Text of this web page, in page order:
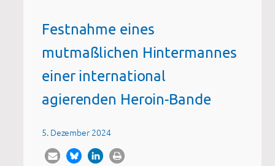
Festnahme eines
mutmaßlichen Hintermannes
einer international
agierenden Heroin-Bande
5. Dezember 2024